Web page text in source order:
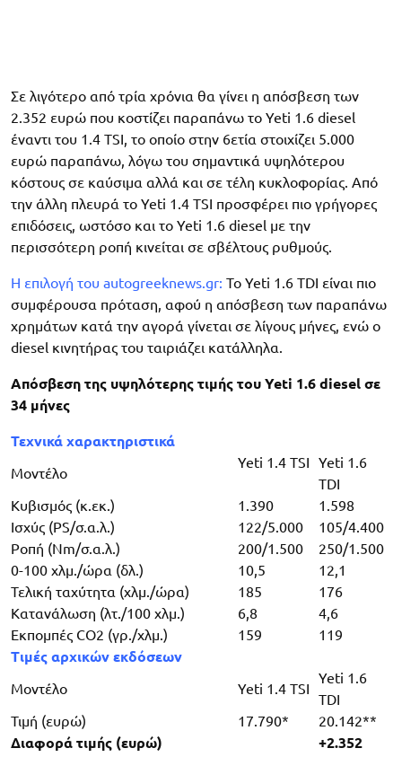
Σε λιγότερο από τρία χρόνια θα γίνει η απόσβεση των
2.352 ευρώ που κοστίζει παραπάνω το Yeti 1.6 diesel
έναντι του 1.4 TSI, το οποίο στην 6ετία στοιχίζει 5.000
ευρώ παραπάνω, λόγω του σημαντικά υψηλότερου
κόστους σε καύσιμα αλλά και σε τέλη κυκλοφορίας. Από
την άλλη πλευρά το Yeti 1.4 TSI προσφέρει πιο γρήγορες
επιδόσεις, ωστόσο και το Yeti 1.6 diesel με την
περισσότερη ροπή κινείται σε σβέλτους ρυθμούς.
Η επιλογή του autogreeknews.gr: Το Yeti 1.6 TDI είναι πιο
συμφέρουσα πρόταση, αφού η απόσβεση των παραπάνω
χρημάτων κατά την αγορά γίνεται σε λίγους μήνες, ενώ ο
diesel κινητήρας του ταιριάζει κατάλληλα.
Απόσβεση της υψηλότερης τιμής του Yeti 1.6 diesel σε
34 μήνες
Τεχνικά χαρακτηριστικά
Μοντέλο
Yeti 1.4 TSI
Yeti 1.6
TDI
Κυβισμός (κ.εκ.)
1.390
1.598
Ισχύς (PS/σ.α.λ.)
122/5.000
105/4.400
Ροπή (Nm/σ.α.λ.)
200/1.500
250/1.500
0-100 χλμ./ώρα (δλ.)
10,5
12,1
Τελική ταχύτητα (χλμ./ώρα)
185
176
Κατανάλωση (λτ./100 χλμ.)
6,8
4,6
Εκπομπές CO2 (γρ./χλμ.)
159
119
Τιμές αρχικών εκδόσεων
Μοντέλο
Yeti 1.4 TSI
Yeti 1.6
TDI
Τιμή (ευρώ)
17.790*
20.142**
Διαφορά τιμής (ευρώ)
+2.352